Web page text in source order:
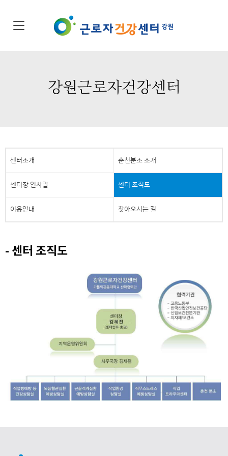
강원근로자건강센터
센터소개 춘천분소 소개
센터장 인사말 센터 조직도
이용안내 찾아오시는 길
- 센터 조직도